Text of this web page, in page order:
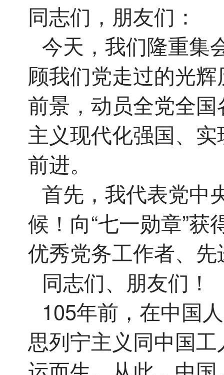
同志们，朋友们：
今天，我们隆重集
顾我们党走过的光
前景，动员全党全
主义现代化强国、
前进。
首先，我代表党中
候！向“七一勋章”
优秀党务工作者、
同志们、朋友们！
105年前，在中国
思列宁主义同中国